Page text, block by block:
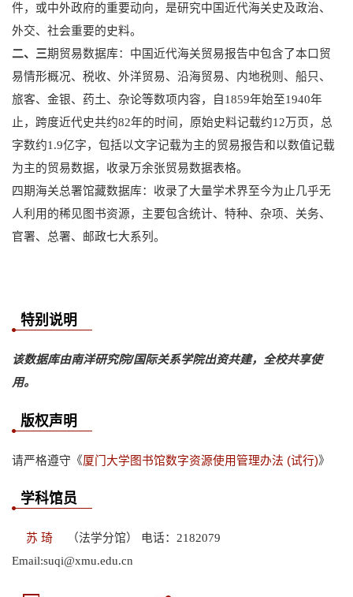
件，或中外政府的重要动向，是研究中国近代海关史及政治、
外交、社会重要的史料。
二、三期贸易数据库：中国近代海关贸易报告中包含了本口贸
易情形概况、税收、外洋贸易、沿海贸易、内地税则、船只、
旅客、金银、药土、杂论等数项内容，自1859年始至1940年
止，跨度近代史共约82年的时间，原始史料记载约12万页，总
字数约1.9亿字，包括以文字记载为主的贸易报告和以数值记载
为主的贸易数据，收录万余张贸易数据表格。
四期海关总署馆藏数据库：收录了大量学术界至今为止几乎无
人利用的稀见图书资源，主要包含统计、特种、杂项、关务、
官署、总署、邮政七大系列。
特别说明
该数据库由南洋研究院/国际关系学院出资共建，全校共享使
用。
版权声明
请严格遵守《厦门大学图书馆数字资源使用管理办法 (试行)》
学科馆员
苏 琦
（法学分馆） 电话：2182079
Email:suqi@xmu.edu.cn